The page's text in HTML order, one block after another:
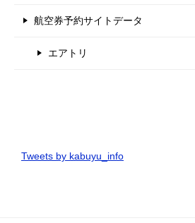
航空券予約サイトデータ
エアトリ
Tweets by kabuyu_info